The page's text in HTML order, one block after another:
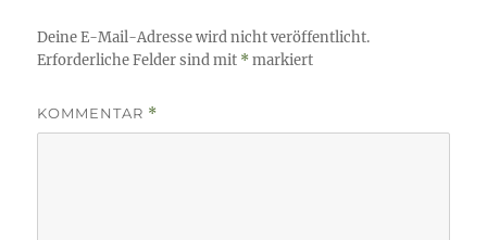
Deine E-Mail-Adresse wird nicht veröffentlicht.
Erforderliche Felder sind mit *markiert
KOMMENTAR *